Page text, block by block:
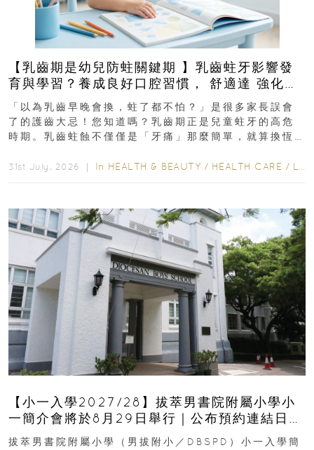
【乳齒期是幼兒防蛀關鍵期 】乳齒蛀牙影響發
育與學習？養成良好口腔習慣， 舒適達 強化琺
瑯質 兒童牙膏防護指南
「以為乳齒早晚會換，蛀了都不怕？」是很多家長誤會
了的護齒大忌！您知道嗎？乳齒期正是兒童蛀牙的高危
時期。乳齒蛀蝕不僅僅是「牙痛」那麼簡單，就算換恆
31st July, 2026 ｜ In HEALTH & BEAUTY / HEALTH CARE / LIFESTYLE
【小一入學2027/28】拔萃男書院附屬小學小
一簡介會將於8月29日舉行｜公布預約連結日期
｜更設有網上重溫
拔萃男書院附屬小學（男拔附小／DBSPD）小一入學簡